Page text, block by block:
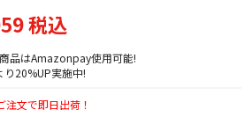
税込
品はAmazonpay使用可能!
20%UP実施中!
文で即日出荷！